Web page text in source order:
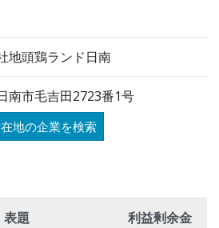
地頭鶏ランド日南
南市毛吉田2723番1号
地の企業を検索
表題 利益剰余金